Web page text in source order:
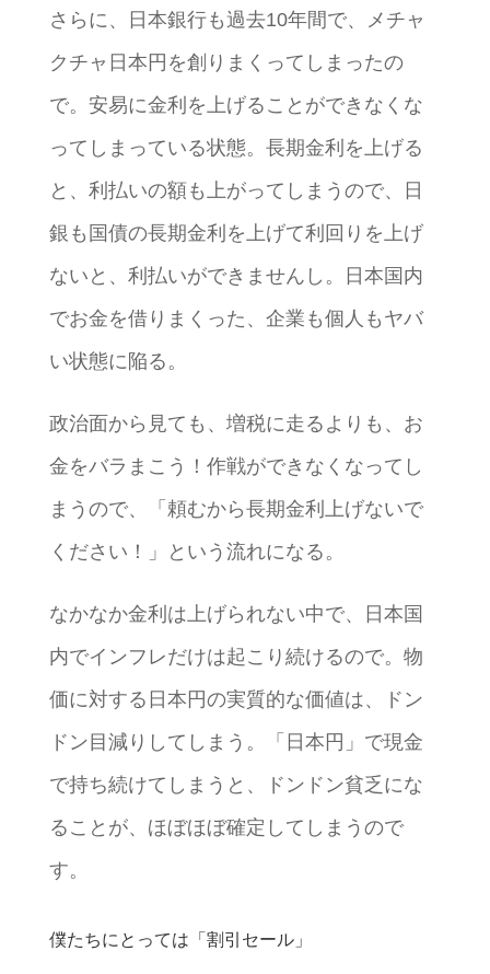
さらに、日本銀行も過去10年間で、メチャ
クチャ日本円を創りまくってしまったの
で。安易に金利を上げることができなくな
ってしまっている状態。長期金利を上げる
と、利払いの額も上がってしまうので、日
銀も国債の長期金利を上げて利回りを上げ
ないと、利払いができませんし。日本国内
でお金を借りまくった、企業も個人もヤバ
い状態に陥る。
政治面から見ても、増税に走るよりも、お
金をバラまこう！作戦ができなくなってし
まうので、「頼むから長期金利上げないで
ください！」という流れになる。
なかなか金利は上げられない中で、日本国
内でインフレだけは起こり続けるので。物
価に対する日本円の実質的な価値は、ドン
ドン目減りしてしまう。「日本円」で現金
で持ち続けてしまうと、ドンドン貧乏にな
ることが、ほぼほぼ確定してしまうので
す。
僕たちにとっては「割引セール」